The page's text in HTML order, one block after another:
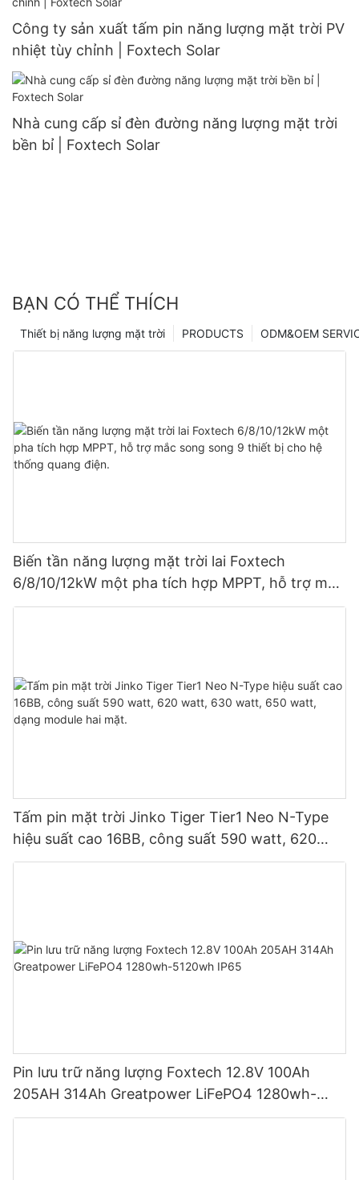
Công ty sản xuất tấm pin năng lượng mặt trời PV
nhiệt tùy chỉnh | Foxtech Solar
Nhà cung cấp sỉ đèn đường năng lượng mặt trời
bền bỉ | Foxtech Solar
BẠN CÓ THỂ THÍCH
ODM&OEM
PRODUCTS
Thiết bị năng lượng mặt trời
Biến tần năng lượng mặt trời lai Foxtech
6/8/10/12kW một pha tích hợp MPPT, hỗ trợ mắc
song song 9 thiết bị cho hệ thống quang điện.
Tấm pin mặt trời Jinko Tiger Tier1 Neo N-Type
hiệu suất cao 16BB, công suất 590 watt, 620
watt, 630 watt, 650 watt, dạng module hai mặt.
Pin lưu trữ năng lượng Foxtech 12.8V 100Ah
205AH 314Ah Greatpower LiFePO4 1280wh-
5120wh IP65